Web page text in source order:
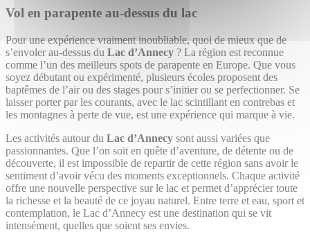
Vol en parapente au-dessus du lac
Pour une expérience vraiment inoubliable, quoi de mieux que de
s’envoler au-dessus du Lac d’Annecy ? La région est reconnue
comme l’un des meilleurs spots de parapente en Europe. Que vous
soyez débutant ou expérimenté, plusieurs écoles proposent des
baptêmes de l’air ou des stages pour s’initier ou se perfectionner. Se
laisser porter par les courants, avec le lac scintillant en contrebas et
les montagnes à perte de vue, est une expérience qui marque à vie.
Les activités autour du Lac d’Annecy sont aussi variées que
passionnantes. Que l’on soit en quête d’aventure, de détente ou de
découverte, il est impossible de repartir de cette région sans avoir le
sentiment d’avoir vécu des moments exceptionnels. Chaque activité
offre une nouvelle perspective sur le lac et permet d’apprécier toute
la richesse et la beauté de ce joyau naturel. Entre terre et eau, sport et
contemplation, le Lac d’Annecy est une destination qui se vit
intensément, quelles que soient ses envies.